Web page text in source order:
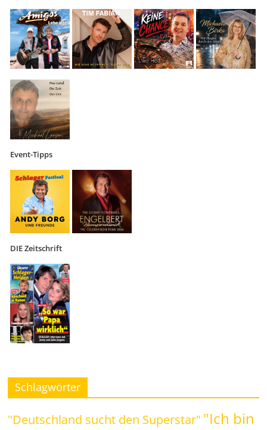
Event-Tipps
DIE Zeitschrift
Schlagwörter
"Deutschland sucht den Superstar" "Ich bin